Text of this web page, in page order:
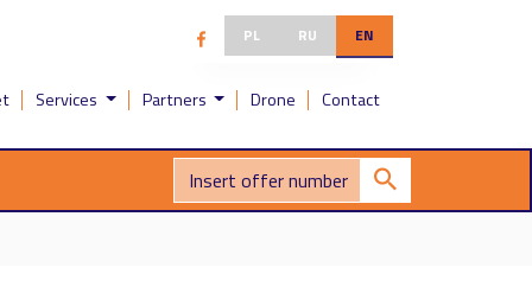
PL RU EN
Services Partners Drone Contact